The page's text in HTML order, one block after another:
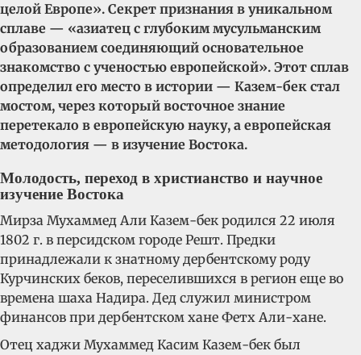
целой Европе». Секрет признания в уникальном
сплаве — «азиатец с глубоким мусульманским
образованием соединяющий основательное
знакомство с ученостью европейской». Этот сплав
определил его место в истории — Казем-бек стал
мостом, через который восточное знание
перетекало в европейскую науку, а европейская
методология — в изучение Востока.
Молодость, переход в христианство и научное
изучение Востока
Мирза Мухаммед Али Казем-бек родился 22 июля
1802 г. в персидском городе Решт. Предки
принадлежали к знатному дербентскому роду
Курчинских беков, переселившихся в регион еще во
времена шаха Надира. Дед служил министром
финансов при дербентском хане Фетх Али-хане.
Отец хаджи Мухаммед Касим Казем-бек был